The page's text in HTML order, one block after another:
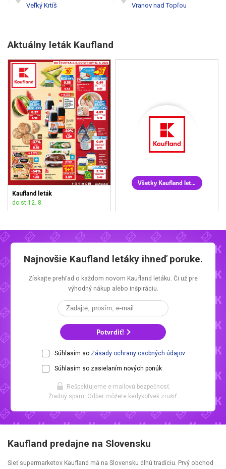
Veľký Krtíš Vranov nad Topľou
Aktuálny leták Kaufland
Kaufland leták
do st 12. 8.
Všetky Kaufland letáky
Najnovšie Kaufland letákyihneď poruke.
Získajte prehľad o každom novom Kaufland letáku. Či už pre
výhodný nákup alebo inšpiráciu.
Potvrdiť!
Súhlasím so Zásady ochrany osobných údajov
Súhlasím so zasielaním nových ponúk
Rešpektujeme e-mailovú bezpečnosť.
Žiadny spam. Odber môžete kedykoľvek zrušiť.
Kaufland predajne na Slovensku
Sieť supermarketov Kaufland má na Slovensku dlhú tradíciu. Prvý obchod